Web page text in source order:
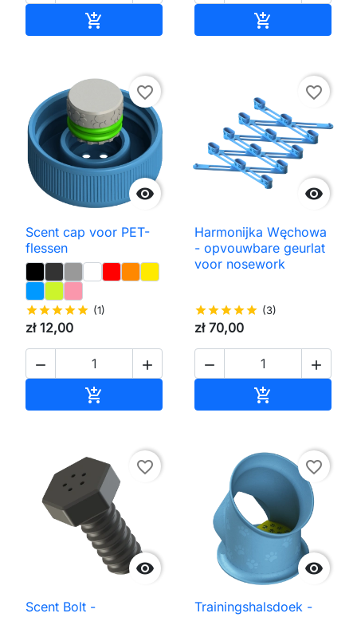
 Toevoegen aan winkelwagen


favorite_border
Scent cap voor PET-
flessen
starstarstarstarstar (1)
zł 12,00
 
 Toevoegen aan winkelwagen

favorite_border
Harmonijka Węchowa
- opvouwbare geurlat
voor nosework
starstarstarstarstar (3)
zł 70,00
 


favorite_border
Scent Bolt -

favorite_border
Trainingshalsdoek -